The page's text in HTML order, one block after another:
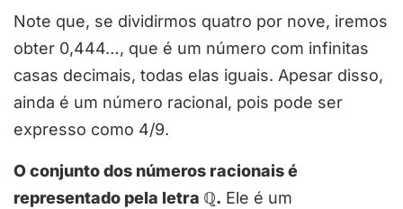
Note que, se dividirmos quatro por nove, iremos
obter 0,444…, que é um número com infinitas
casas decimais, todas elas iguais. Apesar disso,
ainda é um número racional, pois pode ser
expresso como 4/9.
O conjunto dos números racionais é
representado pela letra ℚ. Ele é um